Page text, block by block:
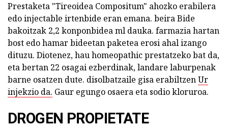
Prestaketa "Tireoidea Compositum" ahozko erabilera
edo injectable irtenbide eran emana. beira Bide
bakoitzak 2,2 konponbidea ml dauka. farmazia hartan
bost edo hamar bideetan paketea erosi ahal izango
dituzu. Diotenez, hau homeopathic prestatzeko bat da,
eta bertan 22 osagai ezberdinak, landare laburpenak
barne osatzen dute. disolbatzaile gisa erabiltzenUr
injekzio da. Gaur egungo osaera eta sodio kloruroa.
DROGEN PROPIETATE